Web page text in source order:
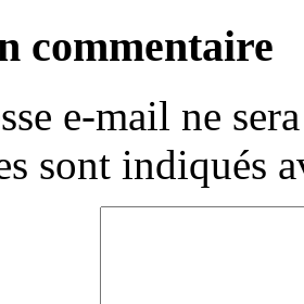
commentaire
e-mail ne
sont indiqués